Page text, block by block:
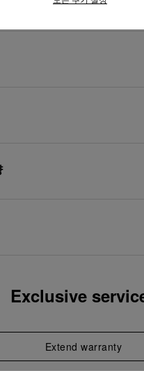
Exclusive
Extend warranty
모든 쿠키의 사용에 동의하시려면 "